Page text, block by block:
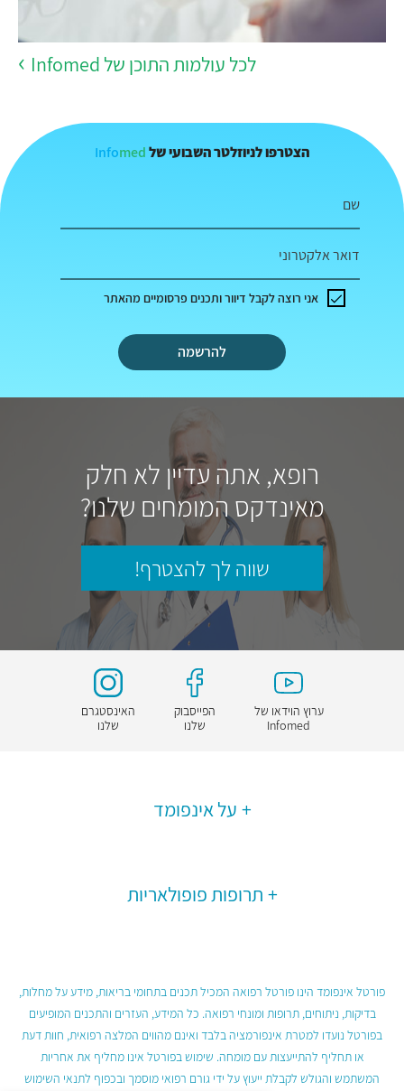
לכל עולמות התוכן של Infomed
הצטרפו לניוזלטר השבועי של Infomed
שם
דואר אלקטרוני
להרשמה
אני רוצה לקבל דיוור ותכנים פרסומיים מהאתר
רופא, אתה עדיין לא חלק
מאינדקס המומחים שלנו?
שווה לך להצטרף!
ערוץ הוידאו של
Infomed
הפייסבוק
שלנו
האינסטגרם
שלנו
על אינפומד
תרופות פופולאריות
פורטל אינפומד הינו פורטל רפואה המכיל תכנים בתחומי בריאות, מידע על מחלות,
בדיקות, ניתוחים, תרופות ומונחי רפואה. כל המידע, העזרים והתכנים המופיעים
בפורטל נועדו למטרת אינפורמציה בלבד ואינם מהווים המלצה רפואית, חוות דעת
או תחליף להתייעצות עם מומחה. שימוש בפורטל אינו מחליף את אחריות
המשתמש והגולש לקבלת ייעוץ על ידי גורם רפואי מוסמך ובכפוף לתנאי השימוש